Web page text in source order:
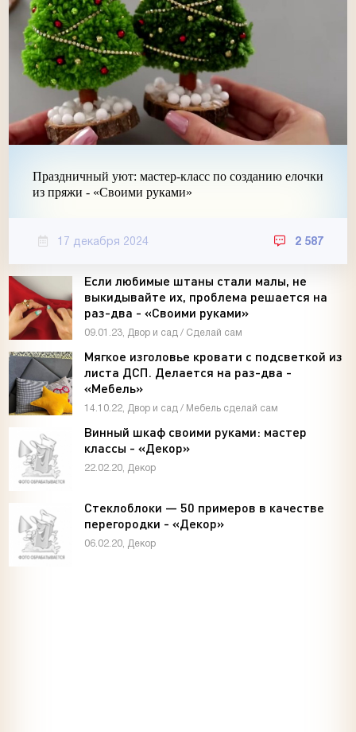
Праздничный уют: мастер-класс по созданию елочки
из пряжи - «Своими руками»
17 декабря 2024 2 587
Если любимые штаны стали малы, не
выкидывайте их, проблема решается на
раз-два - «Своими руками»
09.01.23, Двор и сад / Сделай сам
Мягкое изголовье кровати с подсветкой из
листа ДСП. Делается на раз-два -
«Мебель»
14.10.22, Двор и сад / Мебель сделай сам
Винный шкаф своими руками: мастер
классы - «Декор»
22.02.20, Декор
Стеклоблоки — 50 примеров в качестве
перегородки - «Декор»
06.02.20, Декор